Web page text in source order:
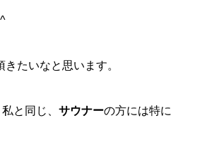
たいなと思います。
と同じ、 サウナーの方には特に